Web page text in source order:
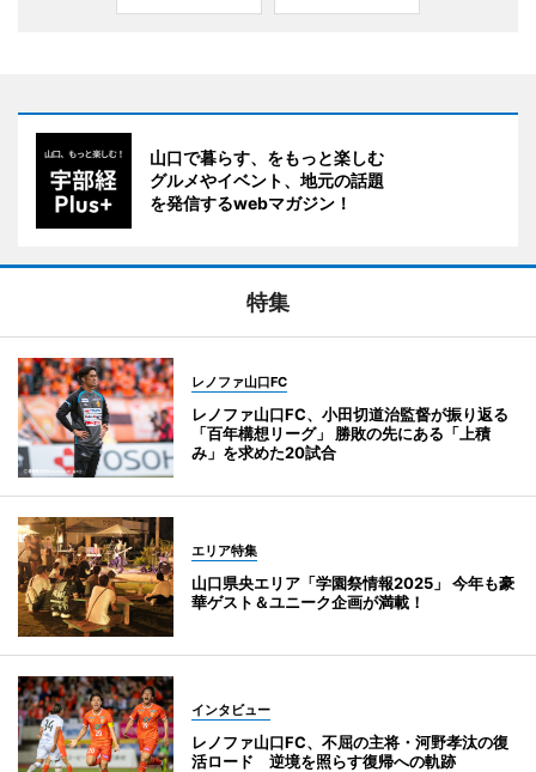
山口で暮らす、をもっと楽しむ
グルメやイベント、地元の話題
を発信するwebマガジン！
特集
レノファ山口FC
レノファ山口FC、小田切道治監督が振り返る
「百年構想リーグ」 勝敗の先にある「上積
み」を求めた20試合
エリア特集
山口県央エリア「学園祭情報2025」 今年も豪
華ゲスト＆ユニーク企画が満載！
インタビュー
レノファ山口FC、不屈の主将・河野孝汰の復
活ロード 逆境を照らす復帰への軌跡